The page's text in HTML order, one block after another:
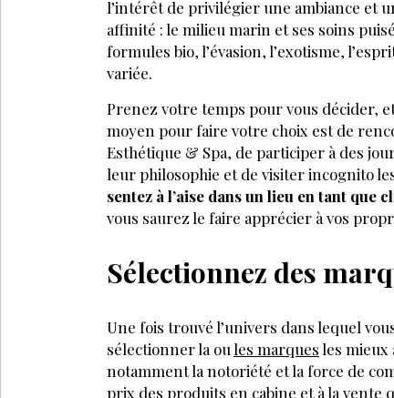
l’intérêt de privilégier une ambiance et
affinité : le milieu marin et ses soins
formules bio, l’évasion, l’exotisme,
variée.
Prenez votre temps pour vous décider,
moyen pour faire votre choix est de
Esthétique & Spa, de participer à des
leur philosophie et de visiter incognito
sentez à l’aise dans un lieu en tant
vous saurez le faire apprécier à vos
Sélectionnez des
Une fois trouvé l’univers dans lequel
sélectionner la ou les marques les
notamment la notoriété et la force de
prix des produits en cabine et à la vente